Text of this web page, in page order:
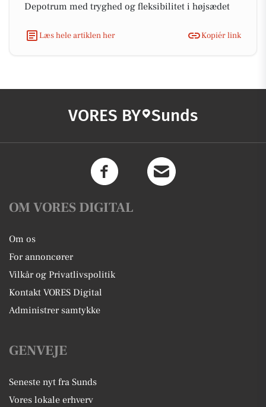
Depotrum med tryghed og fleksibilitet i højsædet
Læs hele artiklen her Kopiér link
VORES BY Sunds
OM VORES DIGITAL
Om os
For annoncører
Vilkår og Privatlivspolitik
Kontakt VORES Digital
Administrer samtykke
GENVEJE
Seneste nyt fra Sunds
Vores lokale erhverv